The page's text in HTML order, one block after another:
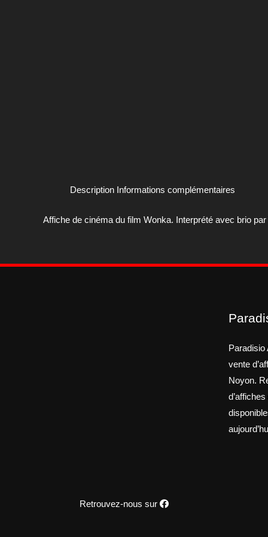
Description Informations complémentaires
Affiche de cinéma du film Wonka. Interprété avec brio
Retrouvez-nous sur
Paradisio
vente
Noyon.